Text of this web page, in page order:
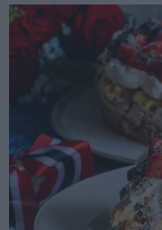
Hopp
hovedinnhold